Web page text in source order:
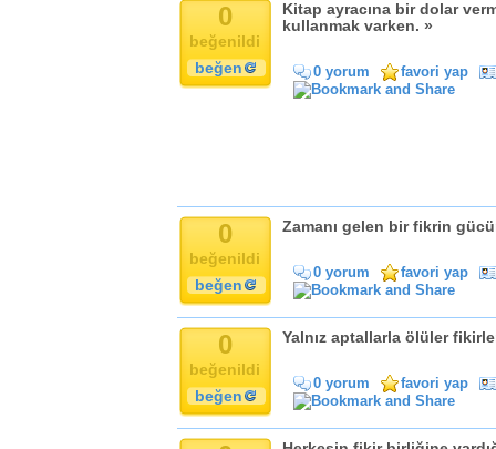
0
beğenildi
beğen
Kitap ayracına bir dolar
kullanmak varken. »
0 yorum favori yap
0
beğenildi
beğen
Zamanı gelen bir fikrin
0 yorum favori yap
0
beğenildi
beğen
Yalnız aptallarla ölüler
0 yorum favori yap